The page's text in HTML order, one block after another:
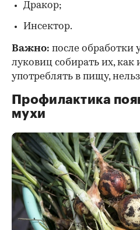
Дракор;
Инсектор.
Важно: после обработки
луковиц собирать их, как
употреблять в пищу,
Профилактика
мухи